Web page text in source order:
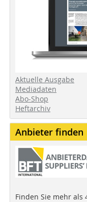
Aktuelle Ausgabe
Mediadaten
Abo-Shop
Heftarchiv
Anbieter finden
Finden Sie mehr als